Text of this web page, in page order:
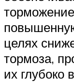
целях
тормоза,
их глубоко